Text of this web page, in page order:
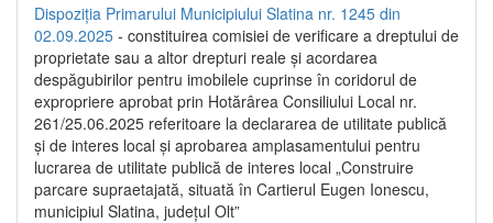
Dispoziția Primarului Municipiului Slatina nr. 1245 din
02.09.2025 - constituirea comisiei de verificare a dreptului de
proprietate sau a altor drepturi reale și acordarea
despăgubirilor pentru imobilele cuprinse în coridorul de
expropriere aprobat prin Hotărârea Consiliului Local nr.
261/25.06.2025 referitoare la declararea de utilitate publică
și de interes local și aprobarea amplasamentului pentru
lucrarea de utilitate publică de interes local „Construire
parcare supraetajată, situată în Cartierul Eugen Ionescu,
municipiul Slatina, județul Olt”